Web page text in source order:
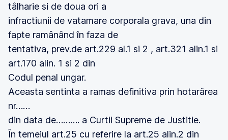
tâlharie si de doua ori a
infractiunii de vatamare corporala grava, una din
fapte ramânând în faza de
tentativa, prev.de art.229 al.1 si 2 , art.321 alin.1 si
art.170 alin. 1 si 2 din
Codul penal ungar.
Aceasta sentinta a ramas definitiva prin hotarârea
nr……
din data de………. a Curtii Supreme de Justitie.
În temeiul art.25 cu referire la art.25 alin.2 din